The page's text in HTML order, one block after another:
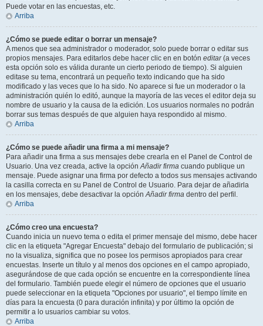
Puede votar en las encuestas, etc.
Arriba
¿Cómo se puede editar o borrar un mensaje?
A menos que sea administrador o moderador, solo puede borrar o editar sus
propios mensajes. Para editarlos debe hacer clic en en botón editar(a veces
esta opción solo es válida durante un cierto periodo de tiempo). Si alguien
editase su tema, encontrará un pequeño texto indicando que ha sido
modificado y las veces que lo ha sido. No aparece si fue un moderador o la
administración quién lo editó, aunque la mayoría de las veces el editor deja su
nombre de usuario y la causa de la edición. Los usuarios normales no podrán
borrar sus temas después de que alguien haya respondido al mismo.
Arriba
¿Cómo se puede añadir una firma a mi mensaje?
Para añadir una firma a sus mensajes debe crearla en el Panel de Control de
Usuario. Una vez creada, active la opciónAñadir firma cuando publique un
mensaje. Puede asignar una firma por defecto a todos sus mensajes activando
la casilla correcta en su Panel de Control de Usuario. Para dejar de añadirla
en los mensajes, debe desactivar la opciónAñadir firma dentro del perfil.
Arriba
¿Cómo creo una encuesta?
Cuando inicia un nuevo tema o edita el primer mensaje del mismo, debe hacer
clic en la etiqueta "Agregar Encuesta" debajo del formulario de publicación; si
no la visualiza, significa que no posee los permisos apropiados para crear
encuestas. Inserte un título y al menos dos opciones en el campo apropiado,
asegurándose de que cada opción se encuentre en la correspondiente línea
del formulario. También puede elegir el número de opciones que el usuario
puede seleccionar en la etiqueta "Opciones por usuario", el tiempo límite en
días para la encuesta (0 para duración infinita) y por último la opción de
permitir a lo usuarios cambiar su votos.
Arriba